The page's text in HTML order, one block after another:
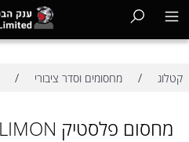
קטלוג / מחסומים וסדר ציבורי /
מחסום פלסטיק GIANT 100 LIMON